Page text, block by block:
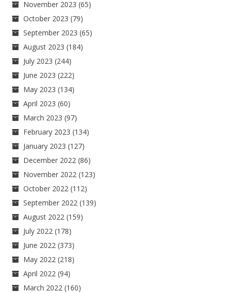
November 2023 (65)
October 2023 (79)
September 2023 (65)
August 2023 (184)
July 2023 (244)
June 2023 (222)
May 2023 (134)
April 2023 (60)
March 2023 (97)
February 2023 (134)
January 2023 (127)
December 2022 (86)
November 2022 (123)
October 2022 (112)
September 2022 (139)
August 2022 (159)
July 2022 (178)
June 2022 (373)
May 2022 (218)
April 2022 (94)
March 2022 (160)